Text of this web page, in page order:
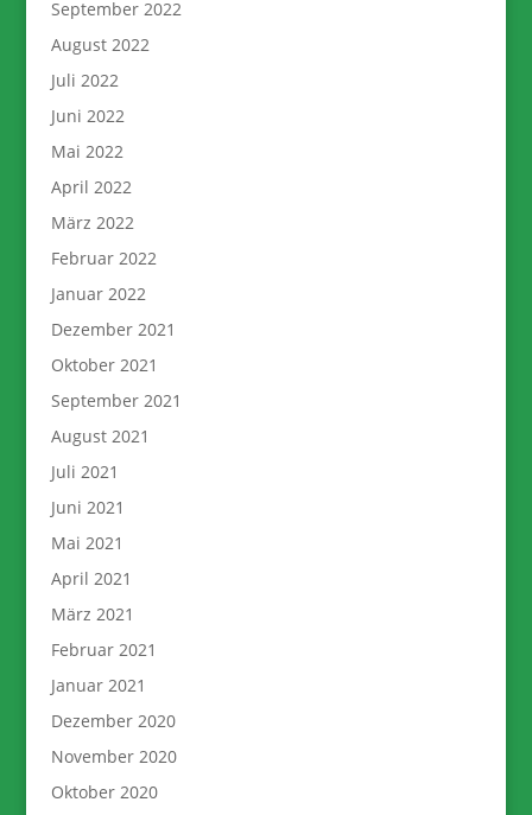
September 2022
August 2022
Juli 2022
Juni 2022
Mai 2022
April 2022
März 2022
Februar 2022
Januar 2022
Dezember 2021
Oktober 2021
September 2021
August 2021
Juli 2021
Juni 2021
Mai 2021
April 2021
März 2021
Februar 2021
Januar 2021
Dezember 2020
November 2020
Oktober 2020